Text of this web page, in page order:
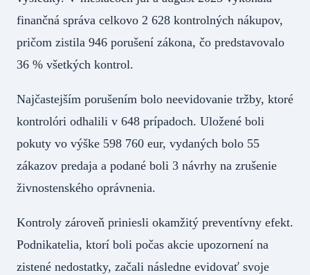
finančná správa celkovo 2 628 kontrolných nákupov,
pričom zistila 946 porušení zákona, čo predstavovalo
36 % všetkých kontrol.
Najčastejším porušením bolo neevidovanie tržby, ktoré
kontrolóri odhalili v 648 prípadoch. Uložené boli
pokuty vo výške 598 760 eur, vydaných bolo 55
zákazov predaja a podané boli 3 návrhy na zrušenie
živnostenského oprávnenia.
Kontroly zároveň priniesli okamžitý preventívny efekt.
Podnikatelia, ktorí boli počas akcie upozornení na
zistené nedostatky, začali následne evidovať svoje